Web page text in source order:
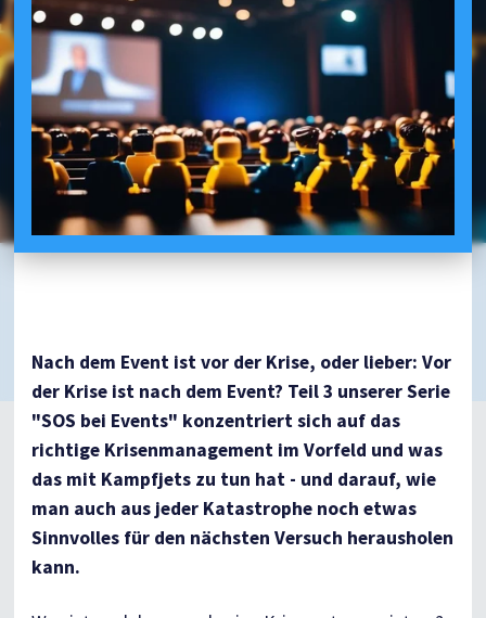
Nach dem Event ist vor der Krise, oder lieber: Vor
der Krise ist nach dem Event? Teil 3 unserer Serie
"SOS bei Events" konzentriert sich auf das
richtige Krisenmanagement im Vorfeld und was
das mit Kampfjets zu tun hat - und darauf, wie
man auch aus jeder Katastrophe noch etwas
Sinnvolles für den nächsten Versuch herausholen
kann.